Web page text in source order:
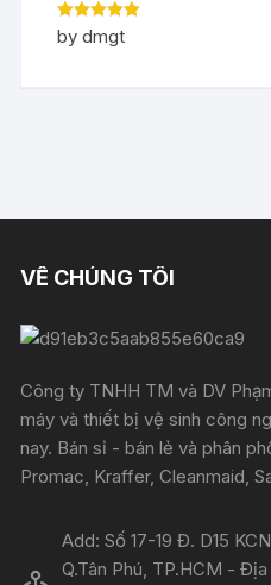
Rated5out
of 5
by dmgt
VỀ CHÚNG TÔI
Công ty TNHH TM và DV
máy và thiết bị vệ sinh công
nay. Bán sỉ - bán lẻ và phân
Promac, Kraffer, Cleanmaid,
Add: Số 17-19 Đ. D15
Q.Tân Phú, TP.HCM -